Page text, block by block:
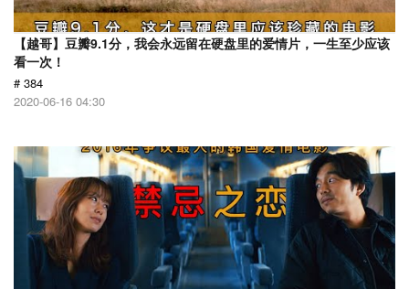
【越哥】豆瓣9.1分，我会永远留在硬盘里的爱情片，一生至少应该
看一次！
# 384
2020-06-16 04:30